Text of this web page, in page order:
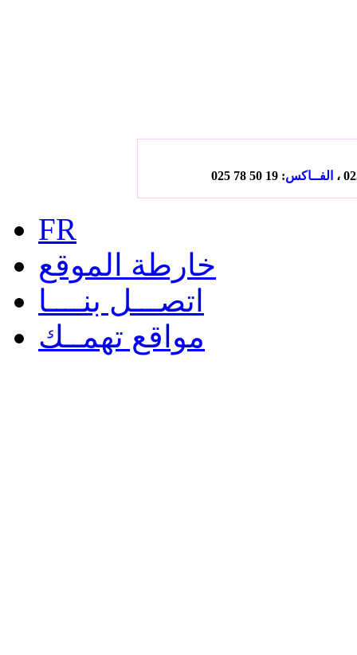
الفــاكس: 19 50 78 025
FR
خارطة الموقع
اتصـــل بنــــا
مواقع تهمــك